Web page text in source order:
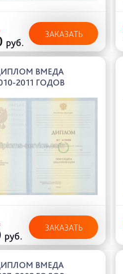
руб.
ЗАКАЗАТЬ
ВМЕДА
2011 ГОДОВ
руб.
ЗАКАЗАТЬ
ВМЕДА